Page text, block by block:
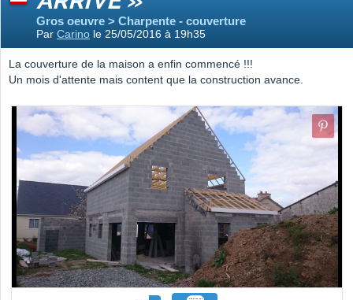
Gros oeuvre > Charpente - couverture
Par Carino le 25/05/2016 à 19h35
La couverture de la maison a enfin commencé !!!
Un mois d'attente mais content que la construction avance.